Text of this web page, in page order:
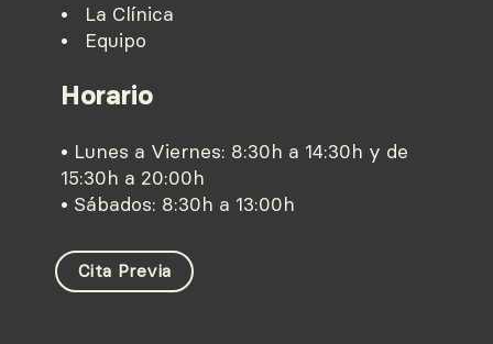
• La Clínica
• Equipo
Horario
• Lunes a Viernes: 8:30h a 14:30h y de
15:30h a 20:00h
• Sábados: 8:30h a 13:00h
Cita Previa